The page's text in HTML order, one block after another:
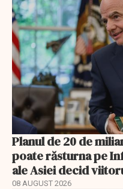
Planul de 20 de
poate răsturna pe
ale Asiei decid
08 AUGUST 2026